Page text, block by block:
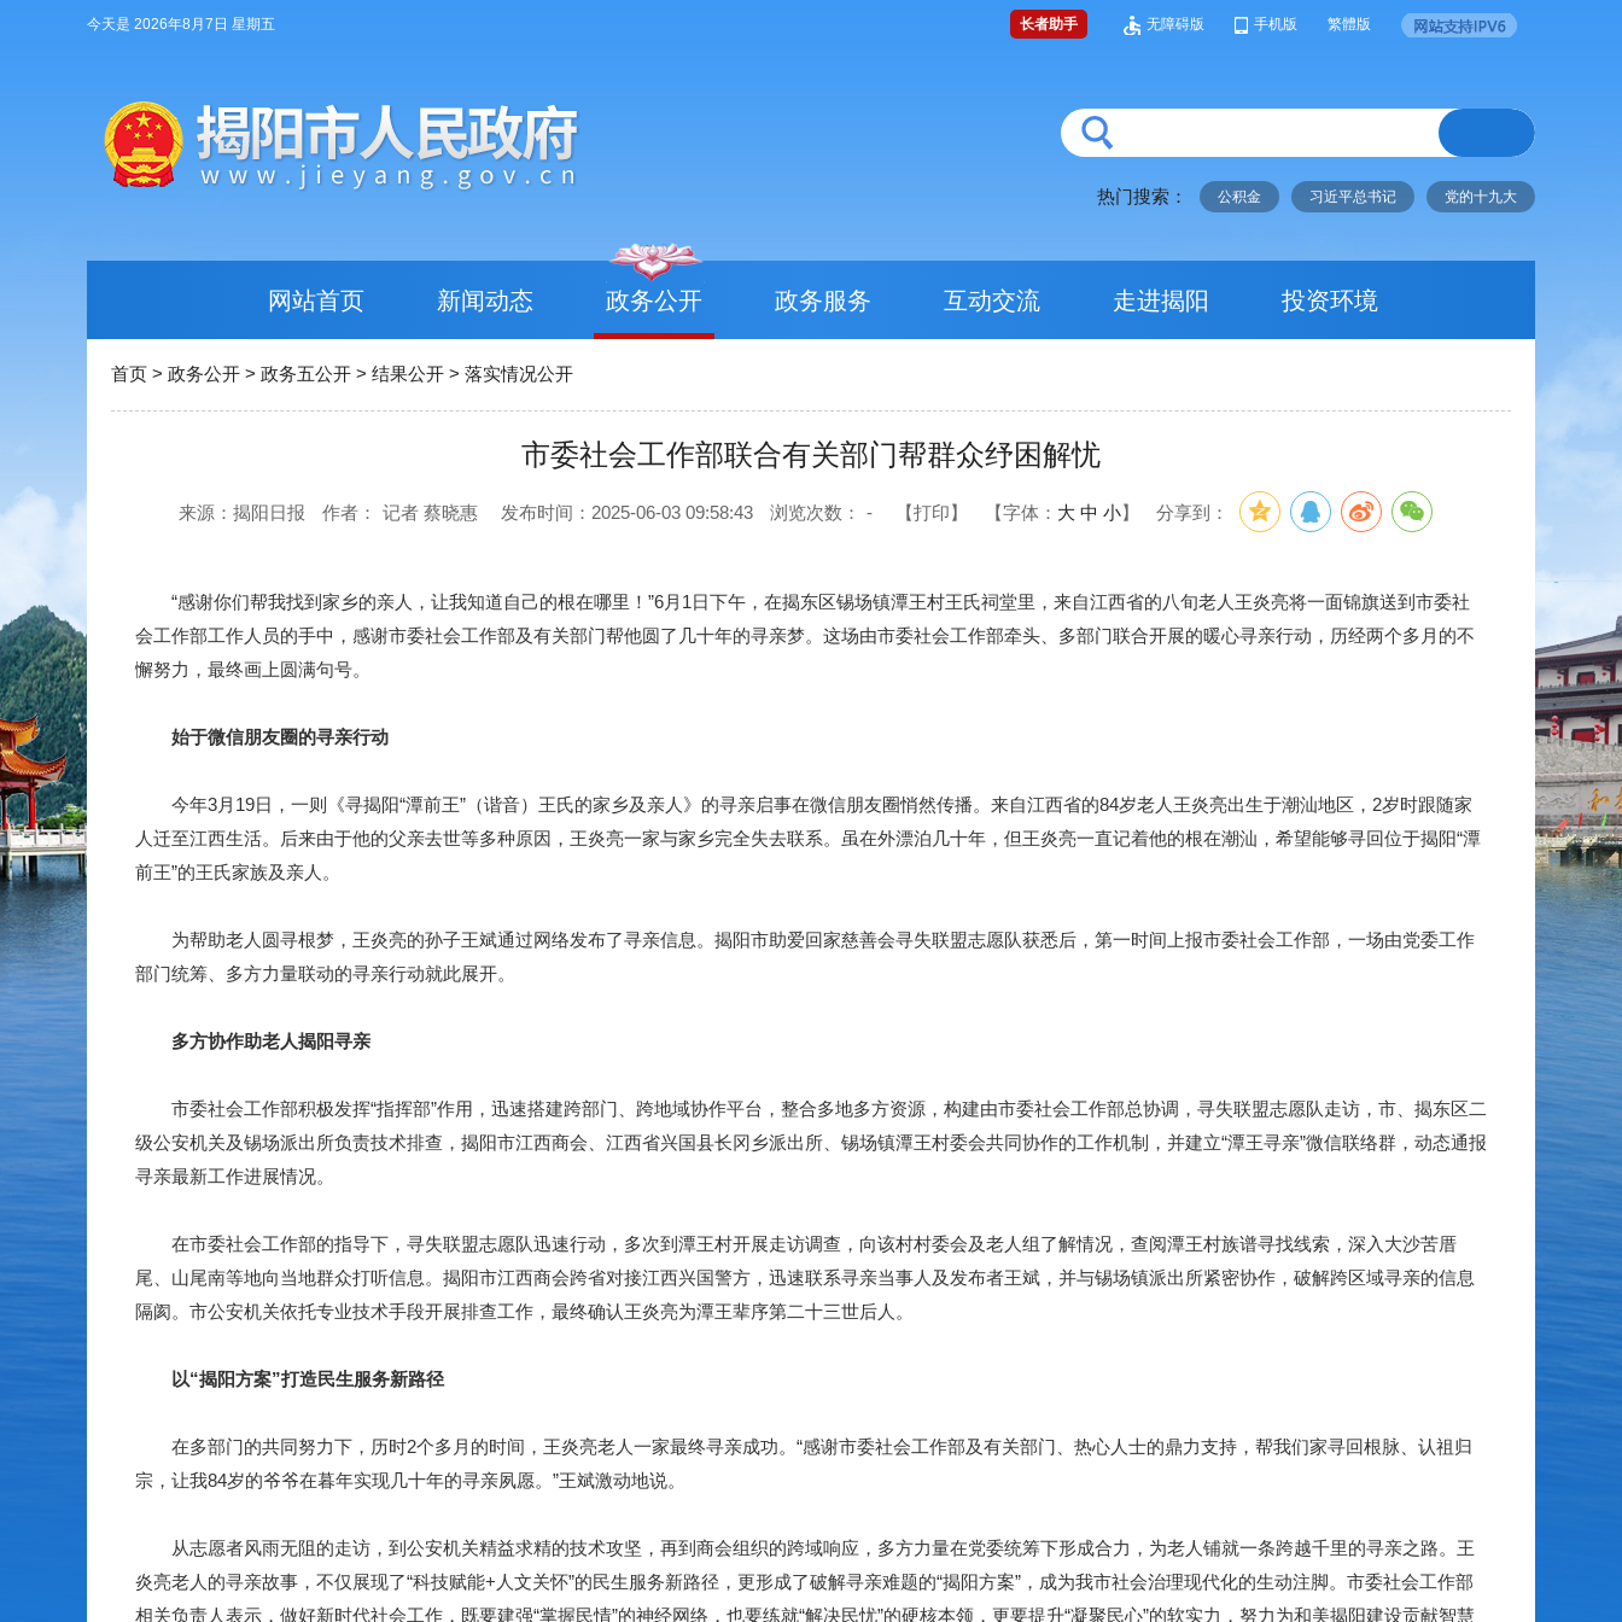
今天是 2026年8月7日 星期五 长者助手 无障碍版 手机版 繁體版
热门搜索： 公积金 习近平总书记 党的十九大
网站首页 新闻动态 政务公开 政务服务 互动交流 走进揭阳 投资环境
首页 > 政务公开 > 政务五公开 > 结果公开 > 落实情况公开
市委社会工作部联合有关部门帮群众纾困解忧
来源：揭阳日报 作者： 记者 蔡晓惠 发布时间：2025-06-03 09:58:43 浏览次数： - 【打印】 【字体： 大 中 小】 分享到：
“感谢你们帮我找到家乡的亲人，让我知道自己的根在哪里！”6月1日下午，在揭东区锡场镇潭王村王氏祠堂里，来自江西省的八旬老人王炎亮将一面锦旗送到市委社
会工作部工作人员的手中，感谢市委社会工作部及有关部门帮他圆了几十年的寻亲梦。这场由市委社会工作部牵头、多部门联合开展的暖心寻亲行动，历经两个多月的不
懈努力，最终画上圆满句号。
始于微信朋友圈的寻亲行动
今年3月19日，一则《寻揭阳“潭前王”（谐音）王氏的家乡及亲人》的寻亲启事在微信朋友圈悄然传播。来自江西省的84岁老人王炎亮出生于潮汕地区，2岁时跟随家
人迁至江西生活。后来由于他的父亲去世等多种原因，王炎亮一家与家乡完全失去联系。虽在外漂泊几十年，但王炎亮一直记着他的根在潮汕，希望能够寻回位于揭阳“潭
前王”的王氏家族及亲人。
为帮助老人圆寻根梦，王炎亮的孙子王斌通过网络发布了寻亲信息。揭阳市助爱回家慈善会寻失联盟志愿队获悉后，第一时间上报市委社会工作部，一场由党委工作
部门统筹、多方力量联动的寻亲行动就此展开。
多方协作助老人揭阳寻亲
市委社会工作部积极发挥“指挥部”作用，迅速搭建跨部门、跨地域协作平台，整合多地多方资源，构建由市委社会工作部总协调，寻失联盟志愿队走访，市、揭东区二
级公安机关及锡场派出所负责技术排查，揭阳市江西商会、江西省兴国县长冈乡派出所、锡场镇潭王村委会共同协作的工作机制，并建立“潭王寻亲”微信联络群，动态通报
寻亲最新工作进展情况。
在市委社会工作部的指导下，寻失联盟志愿队迅速行动，多次到潭王村开展走访调查，向该村村委会及老人组了解情况，查阅潭王村族谱寻找线索，深入大沙苦厝
尾、山尾南等地向当地群众打听信息。揭阳市江西商会跨省对接江西兴国警方，迅速联系寻亲当事人及发布者王斌，并与锡场镇派出所紧密协作，破解跨区域寻亲的信息
隔阂。市公安机关依托专业技术手段开展排查工作，最终确认王炎亮为潭王辈序第二十三世后人。
以“揭阳方案”打造民生服务新路径
在多部门的共同努力下，历时2个多月的时间，王炎亮老人一家最终寻亲成功。“感谢市委社会工作部及有关部门、热心人士的鼎力支持，帮我们家寻回根脉、认祖归
宗，让我84岁的爷爷在暮年实现几十年的寻亲夙愿。”王斌激动地说。
从志愿者风雨无阻的走访，到公安机关精益求精的技术攻坚，再到商会组织的跨域响应，多方力量在党委统筹下形成合力，为老人铺就一条跨越千里的寻亲之路。王
炎亮老人的寻亲故事，不仅展现了“科技赋能+人文关怀”的民生服务新路径，更形成了破解寻亲难题的“揭阳方案”，成为我市社会治理现代化的生动注脚。市委社会工作部
相关负责人表示，做好新时代社会工作，既要建强“掌握民情”的神经网络，也要练就“解决民忧”的硬核本领，更要提升“凝聚民心”的软实力，努力为和美揭阳建设贡献智慧